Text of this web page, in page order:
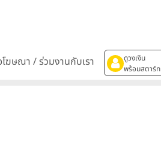
ฆษณา / ร่วมงานกับเรา
ดูวงเงิน
พร้อมสตาร์ท